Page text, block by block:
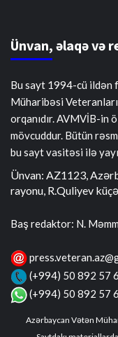
Ünvan, əlaqə və
Bu sayt 1994-cü
Müharibəsi
orqanıdır. AVMVİB-in
mövcuddur. Bütün
bu sayt vasitəsi ilə
Ünvan: AZ1123,
rayonu, R.Quliyev
Baş redaktor: N.
(+994) 50 892 57
(+994) 50 892 57
Azərbaycan Vətən